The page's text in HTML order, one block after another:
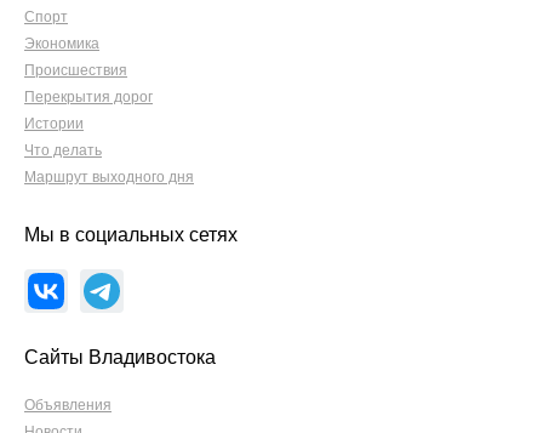
Спорт
Экономика
Происшествия
Перекрытия дорог
Истории
Что делать
Маршрут выходного дня
Мы в социальных сетях
Сайты Владивостока
Объявления